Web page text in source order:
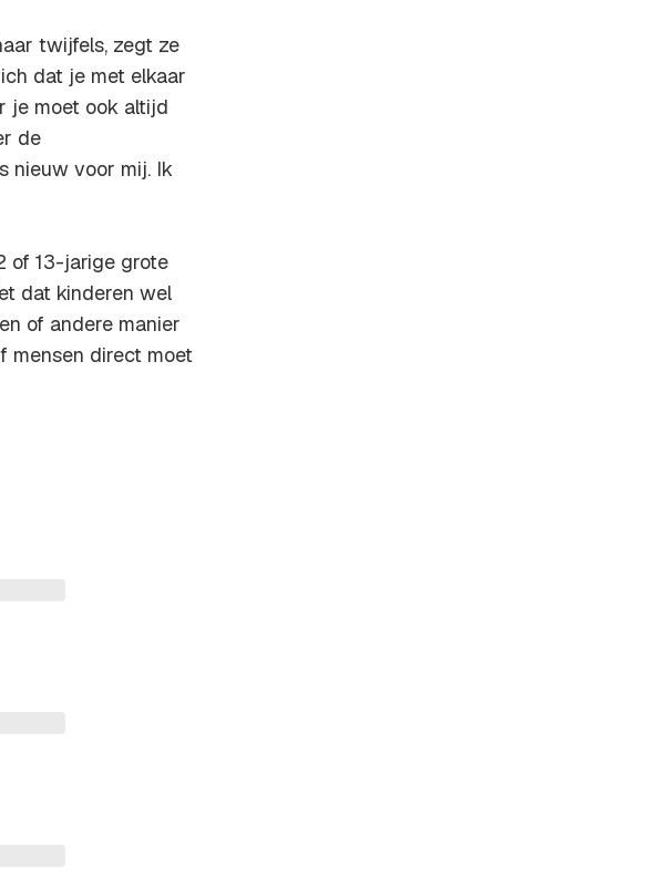
twijfels, zegt ze
dat je met elkaar
je moet ook altijd
de
nieuw voor mij. Ik
of 13-jarige grote
dat kinderen wel
of andere manier
mensen direct moet